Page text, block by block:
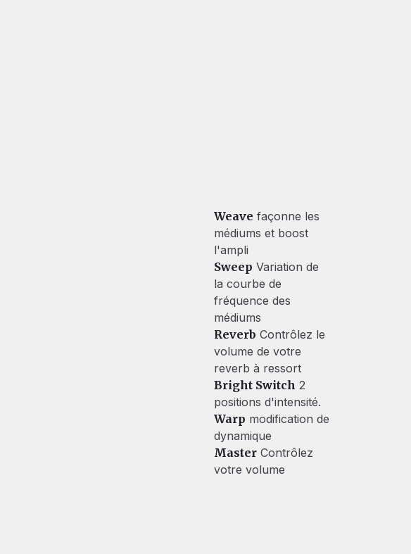
Weave façonne les
médiums et boost
l'ampli
Sweep Variation de
la courbe de
fréquence des
médiums
Reverb Contrôlez le
volume de votre
reverb à ressort
Bright Switch 2
positions d'intensité.
Warp modification de
dynamique
Master Contrôlez
votre volume